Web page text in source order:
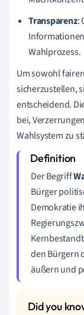
Transparenz:
Wahlprozess.
Um sowohl
sicherzustellen,
entscheidend.
bei,
Wahlsystem zu
Der Begriff
Bürger
Demokratie
den Bürgern
äußern und